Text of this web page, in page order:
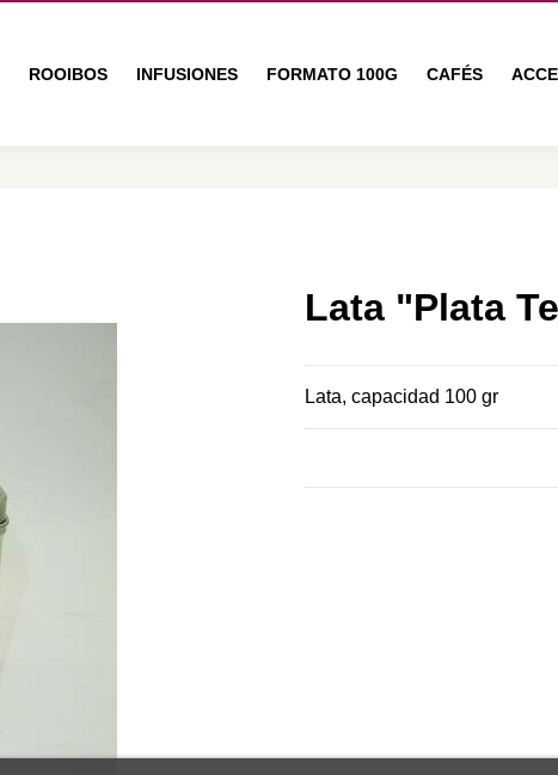
ROOIBOS INFUSIONES FORMATO 100G CAFÉS
Lata "Plata
Lata, capacidad 100 gr